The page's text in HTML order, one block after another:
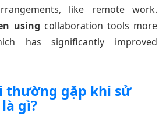
like remote work.
using collaboration tools more
has significantly improved
thường gặp khi sử
gì?